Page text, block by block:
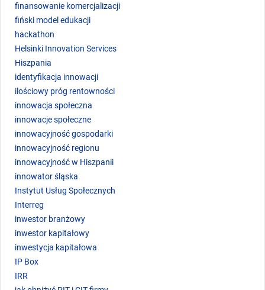
finansowanie komercjalizacji
fiński model edukacji
hackathon
Helsinki Innovation Services
Hiszpania
identyfikacja innowacji
ilościowy próg rentowności
innowacja społeczna
innowacje społeczne
innowacyjność gospodarki
innowacyjność regionu
innowacyjność w Hiszpanii
innowator śląska
Instytut Usług Społecznych
Interreg
inwestor branżowy
inwestor kapitałowy
inwestycja kapitałowa
IP Box
IRR